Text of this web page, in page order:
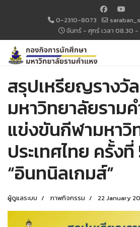
0-2310-8073
จันทร์ - ศุกร์ เวลา 08.30 -
สรุปเหรียญรางวัล
มหาวิทยาลัยราม
แข่งขันกีฬามหาวิ
ประเทศไทย ครั้งที่
“อินทนิลเกมส์”
ผู้ดูแลระบบ ภาพกิจกรรม 22 January